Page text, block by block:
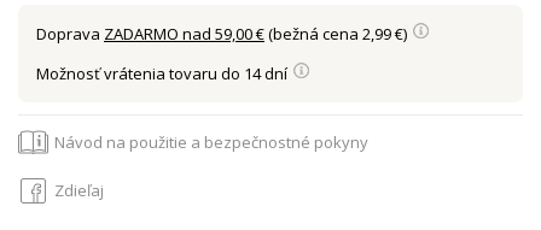
Doprava ZADARMO nad 59,00 €(bežná cena 2,99 €)
Možnosť vrátenia tovaru do 14 dní
Návod na použitie a bezpečnostné pokyny
Zdieľaj